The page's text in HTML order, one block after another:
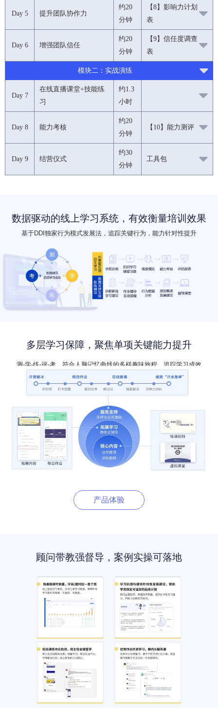
Day 5 提升团队协作力
约20
分钟
【8】影响力计划
表
Day 6 增强团队信任
约20
分钟
【9】信任度调查
表
模块二：实战演练
Day 7
在线直播课堂+技能练
习
约1.3
小时
Day 8 能力考核
约20
分钟
【10】能力测评
Day 9 结营仪式
约30
分钟
工具包
数据驱动的线上学习系统，有效衡量培训效果
基于DDI独家行为模式发展法，追踪关键行为，能力针对性提升
多层学习保障，聚焦单项关键能力提升
测-学-练-评-考，符合人脑记忆曲线的多样趣味旅程，追踪学习成效
产品体验
顾问带教强督导，案例实操可落地